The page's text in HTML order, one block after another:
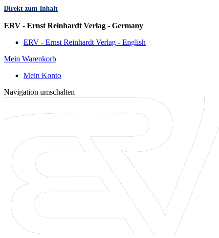
Direkt zum Inhalt
ERV - Ernst Reinhardt Verlag - Germany
ERV - Ernst Reinhardt Verlag - English
Mein Warenkorb
Mein Konto
Navigation umschalten